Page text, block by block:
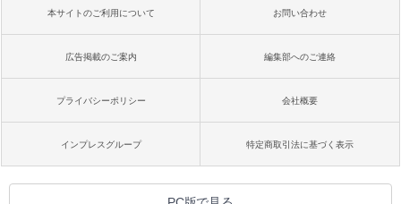
本サイトのご利用について お問い合わせ
広告掲載のご案内 編集部へのご連絡
プライバシーポリシー 会社概要
インプレスグループ 特定商取引法に基づく表示